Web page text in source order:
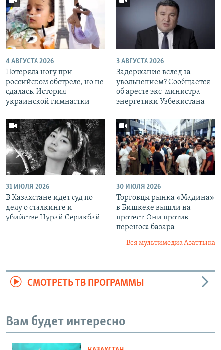
4 АВГУСТА 2026
Потеряла ногу при
российском обстреле, но не
сдалась. История
украинской гимнастки
3 АВГУСТА 2026
Задержание вслед за
увольнением? Сообщается
об аресте экс-министра
энергетики Узбекистана
31 ИЮЛЯ 2026
В Казахстане идет суд по
делу о сталкинге и
убийстве Нурай Серикбай
30 ИЮЛЯ 2026
Торговцы рынка «Мадина»
в Бишкеке вышли на
протест. Они против
переноса базара
Вся мультимедиа Азаттыка
СМОТРЕТЬ ТВ ПРОГРАММЫ
Вам будет интересно